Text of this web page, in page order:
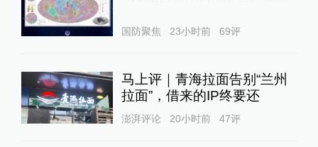
国防聚焦 23小时前 69评
马上评｜青海拉面告别“兰州
拉面”，借来的IP终要还
澎湃评论 20小时前 47评